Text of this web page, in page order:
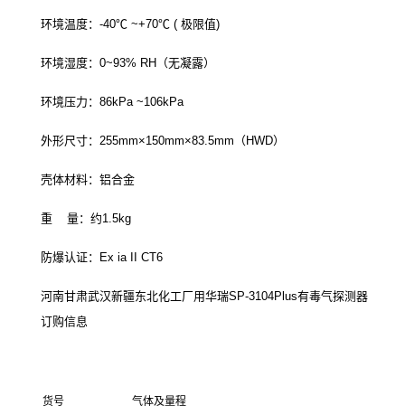
环境温度：-40℃ ~+70℃ ( 极限值)
环境湿度：0~93% RH（无凝露）
环境压力：86kPa ~106kPa
外形尺寸：255mm×150mm×83.5mm（HWD）
壳体材料：铝合金
重 量：约1.5kg
防爆认证：Ex ia II CT6
河南甘肃武汉新疆东北化工厂用华瑞SP-3104Plus有毒气探测器
订购信息
货号 气体及量程